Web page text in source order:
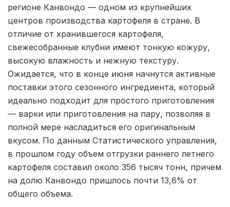
регионе Канвондо — одном из крупнейших
центров производства картофеля в стране. В
отличие от хранившегося картофеля,
свежесобранные клубни имеют тонкую кожуру,
высокую влажность и нежную текстуру.
Ожидается, что в конце июня начнутся активные
поставки этого сезонного ингредиента, который
идеально подходит для простого приготовления
— варки или приготовления на пару, позволяя в
полной мере насладиться его оригинальным
вкусом. По данным Статистического управления,
в прошлом году объем отгрузки раннего летнего
картофеля составил около 356 тысяч тонн, причем
на долю Канвондо пришлось почти 13,6% от
общего объема.